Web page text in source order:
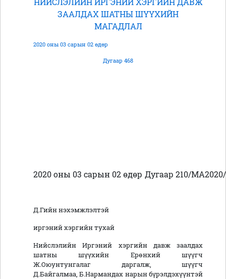
ЗААЛДАХ ШАТНЫ ШҮҮХИЙН
МАГАДЛАЛ
2020 оны 03 сарын 02 өдөр
Дугаар 468
2020 оны 03 сарын 02 өдөр Дугаар 210/
Д.Гийн нэхэмжлэлтэй
иргэний хэргийн тухай
Нийслэлийн Иргэний хэргийн давж заалдах
шатны шүүхийн Ерөнхий шүүгч
Ж.Оюунтунгалаг даргалж, шүүгч
Д.Байгалмаа, Б.Нармандах нарын бүрэлдэхүүнтэй